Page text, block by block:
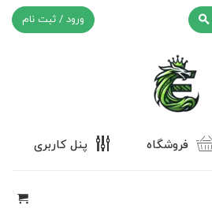
ورود / ثبت نام
فروشگاه پنل کاربری